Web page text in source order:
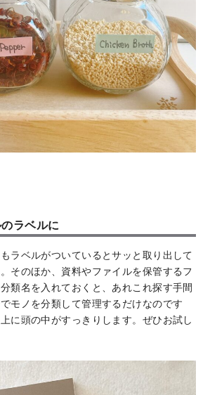
ラベルに
ラベルがついているとサッと取り出して
そのほか、資料やファイルを保管するフ
類名を入れておくと、あれこれ探す手間
モノを分類して管理するだけなのです
に頭の中がすっきりします。ぜひお試し